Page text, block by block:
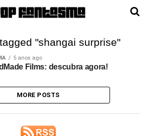
"shangai surprise"
5 anos ago
Films: descubra agora!
MORE POSTS